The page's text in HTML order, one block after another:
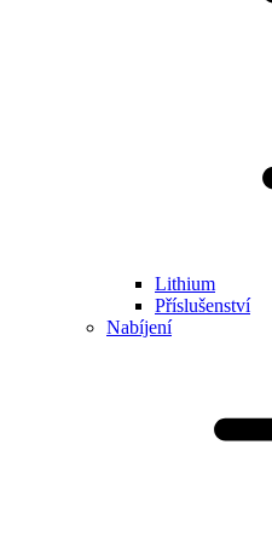
Lithium
Příslušenství
Nabíjení